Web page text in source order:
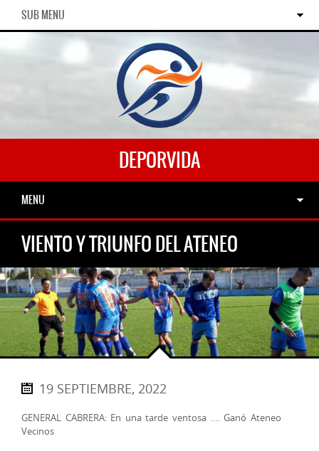
SUB MENU
DEPORVIDA
MENU
VIENTO Y TRIUNFO DEL ATENEO
19 SEPTIEMBRE, 2022
GENERAL CABRERA: En una tarde ventosa …. Ganó Ateneo
Vecinos